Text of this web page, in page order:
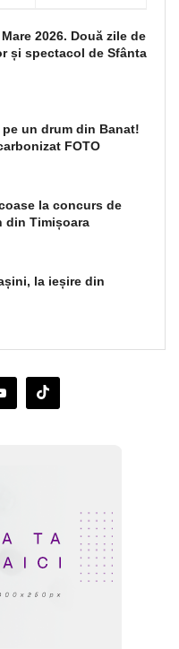
2026. Două zile de
și spectacol de Sfânta
un drum din Banat!
FOTO
la concurs de
din Timișoara
la ieșire din